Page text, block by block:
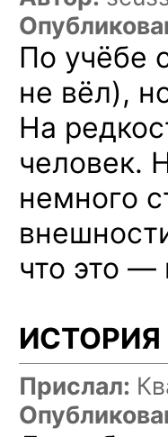
По учёбе
не вёл),
На
человек.
немного
что это —
ИСТОРИЯ
Прислал: